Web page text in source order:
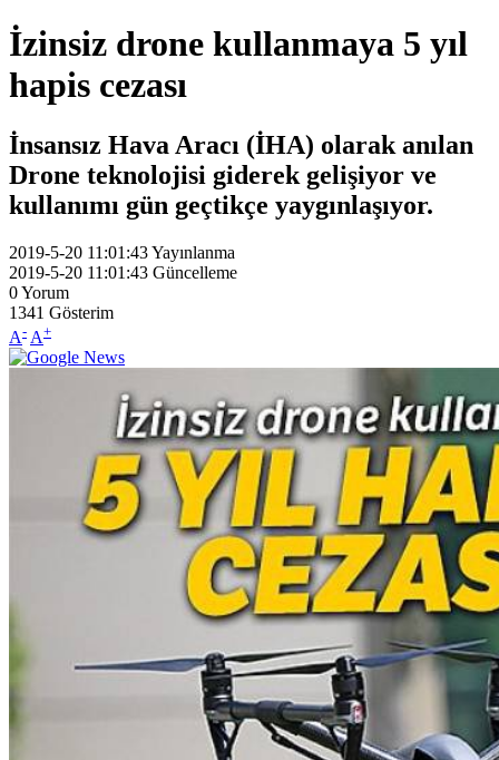
İzinsiz drone kullanmaya 5 yıl
hapis cezası
İnsansız Hava Aracı (İHA) olarak anılan
Drone teknolojisi giderek gelişiyor ve
kullanımı gün geçtikçe yaygınlaşıyor.
2019-5-20 11:01:43Yayınlanma
2019-5-20 11:01:43 Güncelleme
0Yorum
1341 Gösterim
A- A+